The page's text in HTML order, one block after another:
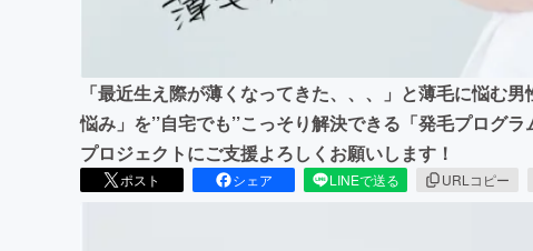
「最近生え際が薄くなってきた、、、」と薄毛に悩む
悩み」を’’自宅でも’’こっそり解決できる「発毛プログ
プロジェクトにご支援よろしくお願いします！
ポスト シェア LINEで送る URLコピー